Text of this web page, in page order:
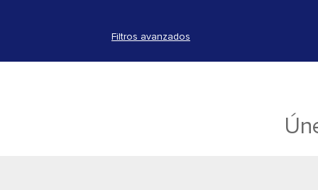
Filtros avanzados